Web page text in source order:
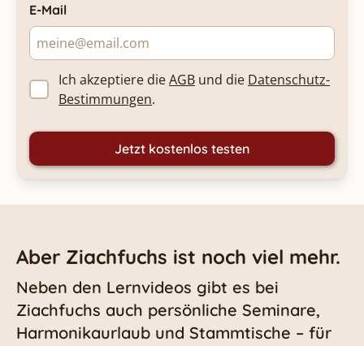
E-Mail
Ich akzeptiere dieAGB und die Datenschutz-
Bestimmungen.
Jetzt kostenlos testen
Aber Ziachfuchs ist noch viel mehr.
Neben den Lernvideos gibt es bei
Ziachfuchs auch persönliche Seminare,
Harmonikaurlaub und Stammtische – für